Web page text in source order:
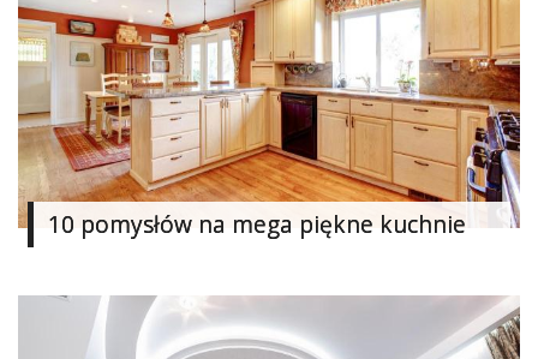
10 pomysłów na mega piękne kuchnie